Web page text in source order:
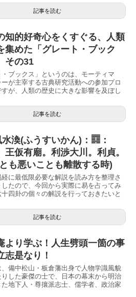
記事を読む
知的好奇心をくすぐる、人類
集めた「グレート・ブック
その31
・ブックス」というのは、モーティマ
が主宰する古典研究活動への参加プロ
が、人類の歴史に大きな影響を及ぼし
記事を読む
水渙(ふうすいかん)：䷺：
王仮有廟。利渉大川。利貞。
も悪いことも離散する時)
に最低限必要な解説を読み方を整理さ
たので、今回から実際に易を占ってみ
四卦の個々の解説を行っておきたいと
記事を読む
より学ぶ！人生劈頭一箇の事
志是なり！
備中松山・板倉藩出身で人物学識風貌
した豪傑の士で、日本の幕末から明治
地下人・尊攘派志士、儒学者、政治家